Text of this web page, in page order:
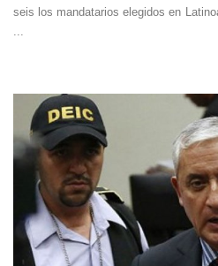
seis los mandatarios elegidos en
...